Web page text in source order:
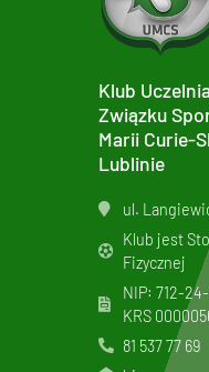
Klub
Związku
Marii Curie-
Lublinie
ul.
Klub jest
Fizycznej
NIP: 712-
KRS
81 537 77 69